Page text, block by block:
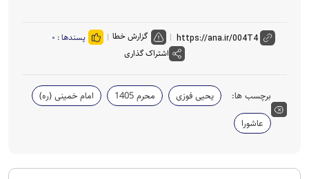
گزارش خطا پسندها : ۰
اشتراک گذاری
برچسب ها: یحیی فوزی محرم 1405
امام خمینی (ره)
عاشورا